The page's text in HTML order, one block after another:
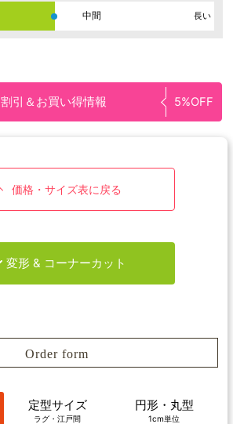
長い
割引＆お買い得情報 5%OFF
価格・サイズ表に戻る
変形 & コーナーカット
Order form
定型サイズ
ラグ・江戸間
円形・丸型
1cm単位